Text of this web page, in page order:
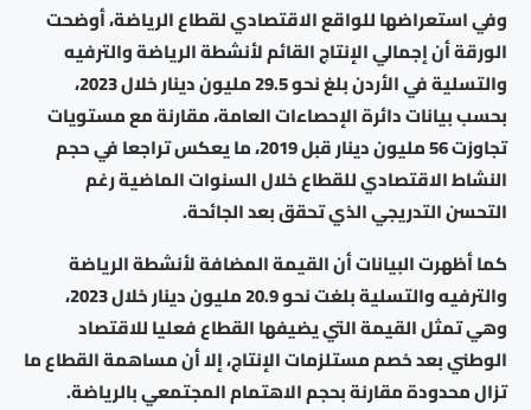
وفي استعراضها للواقع الاقتصادي لقطاع الرياضة، أوضحت
الورقة أن إجمالي الإنتاج القائم لأنشطة الرياضة والترفيه
والتسلية في الأردن بلغ نحو 29.5 مليون دينار خلال 2023،
بحسب بيانات دائرة الإحصاءات العامة، مقارنة مع مستويات
تجاوزت 56 مليون دينار قبل 2019، ما يعكس تراجعا في حجم
النشاط الاقتصادي للقطاع خلال السنوات الماضية رغم
التحسن التدريجي الذي تحقق بعد الجائحة.
كما أظهرت البيانات أن القيمة المضافة لأنشطة الرياضة
والترفيه والتسلية بلغت نحو 20.9 مليون دينار خلال 2023،
وهي تمثل القيمة التي يضيفها القطاع فعليا للاقتصاد
الوطني بعد خصم مستلزمات الإنتاج، إلا أن مساهمة القطاع ما
تزال محدودة مقارنة بحجم الاهتمام المجتمعي بالرياضة.